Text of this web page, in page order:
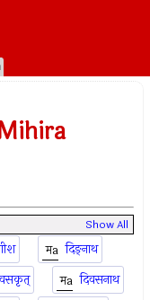
Mihira
Show All
दिङ्नाथ
दिवसनाथ